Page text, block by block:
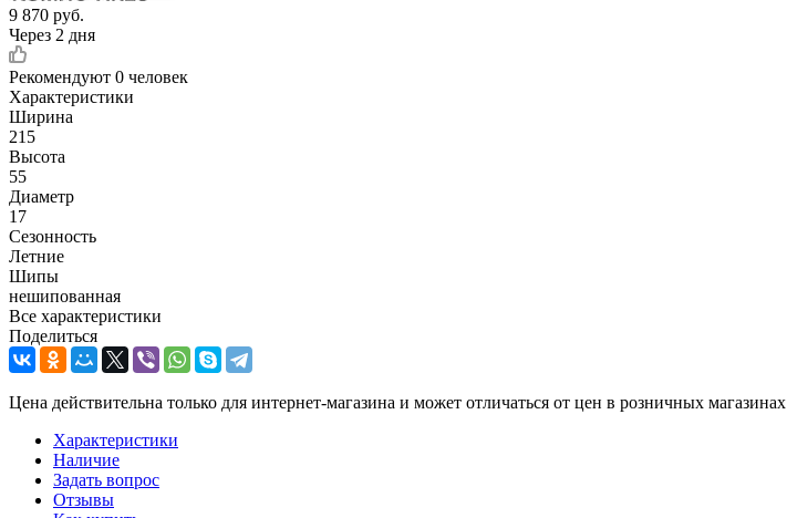
9 870 руб.
Через 2 дня
Рекомендуют 0 человек
Характеристики
Ширина
215
Высота
55
Диаметр
17
Сезонность
Летние
Шипы
нешипованная
Все характеристики
Поделиться
Цена действительна только для интернет-магазина и может отличаться от цен в розничных магазинах
Характеристики
Наличие
Задать вопрос
Отзывы